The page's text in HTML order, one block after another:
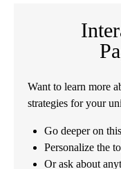
Want to learn more
strategies for your
Go deeper on
Personalize the
Or ask about